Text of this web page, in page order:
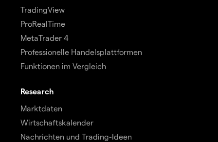
TradingView
ProRealTime
MetaTrader 4
Professionelle Handelsplattformen
Funktionen im Vergleich
Research
Marktdaten
Wirtschaftskalender
Nachrichten und Trading-Ideen